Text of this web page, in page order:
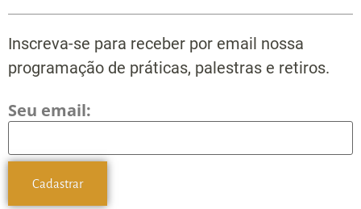
Inscreva-se para receber por email nossa
programação de práticas, palestras e retiros.
Seu email: